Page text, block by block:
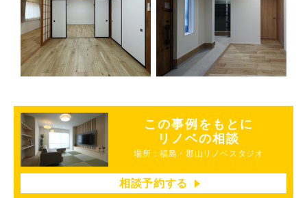
この事例をもとに
リノベの相談
場所：福島・郡山リノベスタジオ
相談予約する